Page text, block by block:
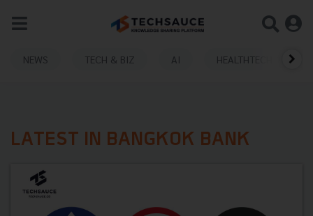
NEWS TECH & BIZ AI HEALTHTECH
LATEST IN BANGKOK BANK